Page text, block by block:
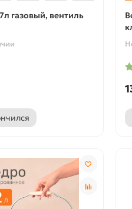
газовый, вентиль